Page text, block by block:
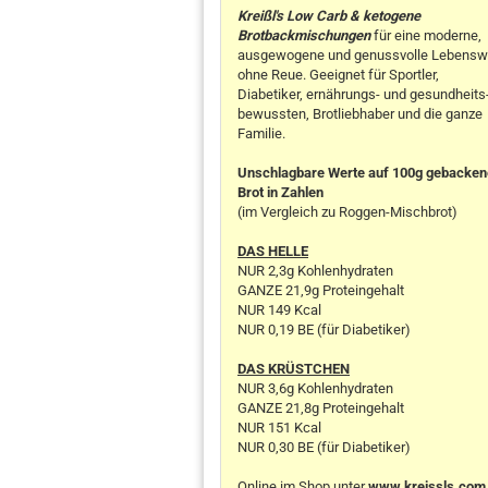
Kreißl's Low Carb & ketogene
Brotbackmischungenfür eine moderne,
ausgewogene und genussvolle
ohne Reue. Geeignet für Sportler,
Diabetiker, ernährungs- und
bewussten, Brotliebhaber und die ganze
Familie.
Unschlagbare Werte auf 100g
Brot in Zahlen
(im Vergleich zu Roggen-Mischbrot)
DAS HELLE
NUR 2,3g Kohlenhydraten
GANZE 21,9g Proteingehalt
NUR 149 Kcal
NUR 0,19 BE (für Diabetiker)
DAS KRÜSTCHEN
NUR 3,6g Kohlenhydraten
GANZE 21,8g Proteingehalt
NUR 151 Kcal
NUR 0,30 BE (für Diabetiker)